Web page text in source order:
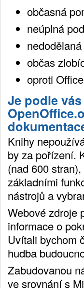
občasná
neúplná
občas
oproti
Je podle
Knihy
by za pořízení.
(nad 600
základními
nástrojů a
Webové zdroje
informace o
Uvítali bychom
hudba
Zabudovanou
ve srovnání s